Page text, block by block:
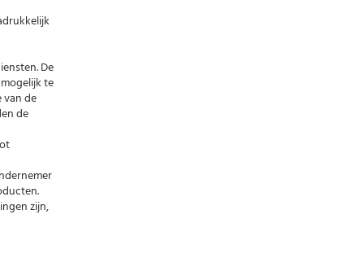
De
te
van de
de
zijn,